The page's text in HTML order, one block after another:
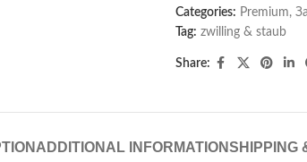
Categories: Premium,
Tag: zwilling & staub
Share:
ADDITIONAL INFORMATIONSHIPPING